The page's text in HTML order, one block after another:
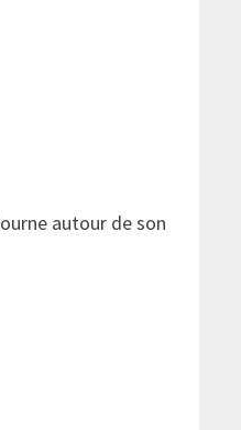
autour de son